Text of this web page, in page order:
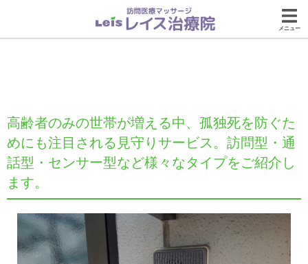
メニュー
高齢者のみの世帯が増える中、孤独死を防ぐた
めにも注目される見守りサービス。訪問型・通
話型・センサー型など様々なタイプをご紹介し
ます。